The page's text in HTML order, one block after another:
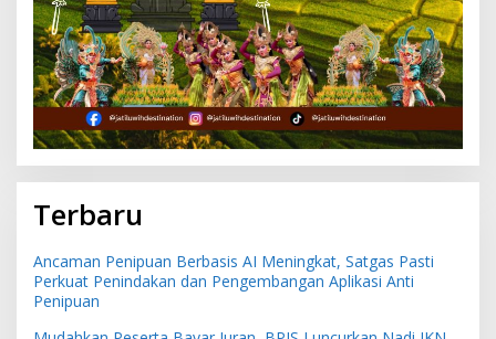
Terbaru
Ancaman Penipuan Berbasis AI Meningkat, Satgas Pasti
Perkuat Penindakan dan Pengembangan Aplikasi Anti
Penipuan